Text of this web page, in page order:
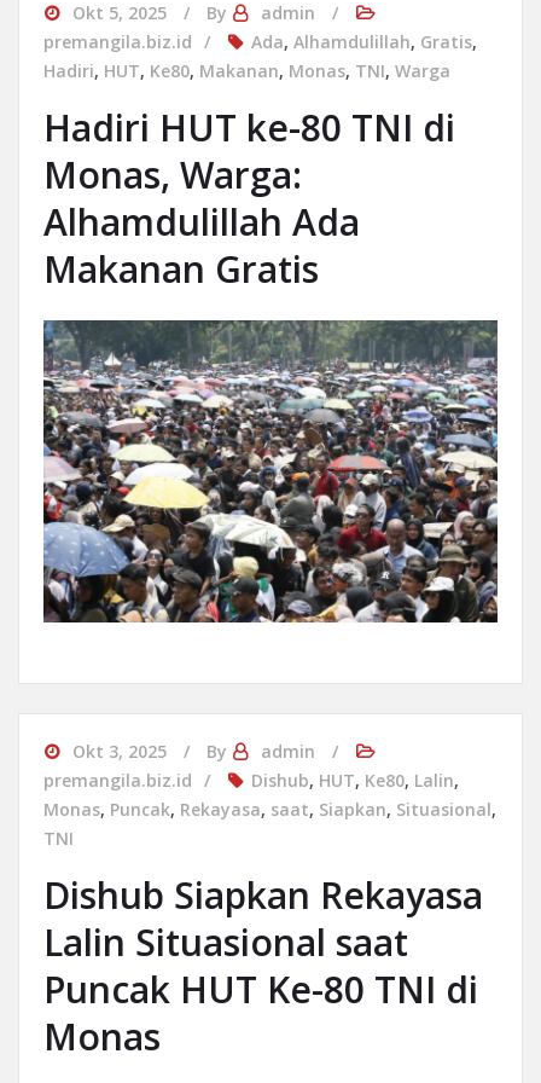
Okt 5, 2025 By
admin
premangila.biz.id
Ada, Alhamdulillah, Gratis,
Hadiri, HUT, Ke80, Makanan, Monas, TNI, Warga
Hadiri HUT ke-80 TNI di
Monas, Warga:
Alhamdulillah Ada
Makanan Gratis
Okt 3, 2025 By
admin
premangila.biz.id
Dishub, HUT, Ke80, Lalin,
Monas, Puncak, Rekayasa, saat, Siapkan, Situasional,
TNI
Dishub Siapkan Rekayasa
Lalin Situasional saat
Puncak HUT Ke-80 TNI di
Monas